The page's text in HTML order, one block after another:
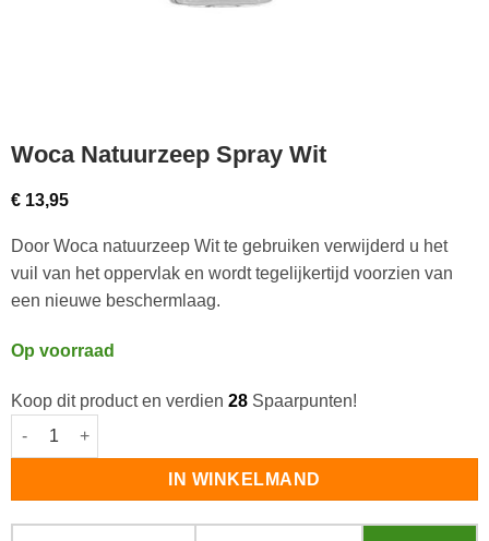
Woca Natuurzeep Spray Wit
€13,95
Door Woca natuurzeep Wit te gebruiken verwijderd u het
vuil van het oppervlak en wordt tegelijkertijd voorzien van
een nieuwe beschermlaag.
Op voorraad
Koop dit product en verdien 28Spaarpunten!
Woca Natuurzeep Spray Wit aantal
IN WINKELMAND